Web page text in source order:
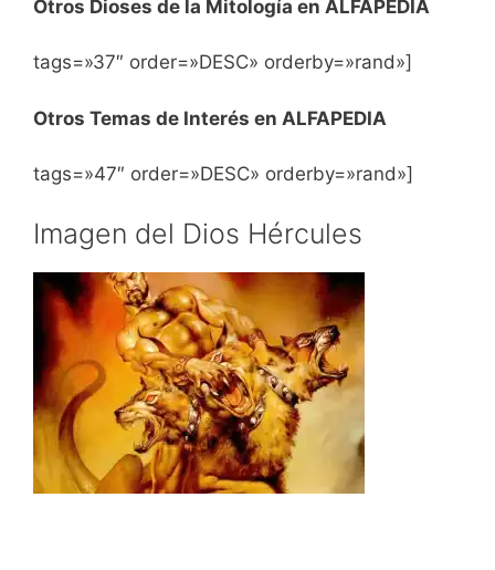
Otros Dioses de la Mitología en ALFAPEDIA
tags=»37″ order=»DESC» orderby=»rand»]
Otros Temas de Interés en ALFAPEDIA
tags=»47″ order=»DESC» orderby=»rand»]
Imagen del Dios Hércules